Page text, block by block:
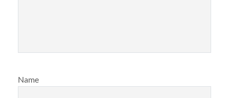
Name